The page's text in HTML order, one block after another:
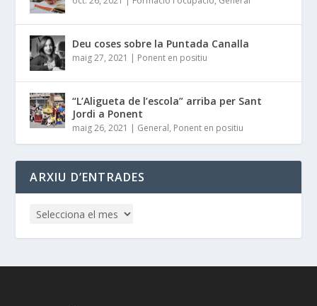
Deu coses sobre la Puntada Canalla
maig 27, 2021 | Ponent en positiu
“L’Aligueta de l’escola” arriba per Sant
Jordi a Ponent
maig 26, 2021 | General, Ponent en positiu
ARXIU D’ENTRADES